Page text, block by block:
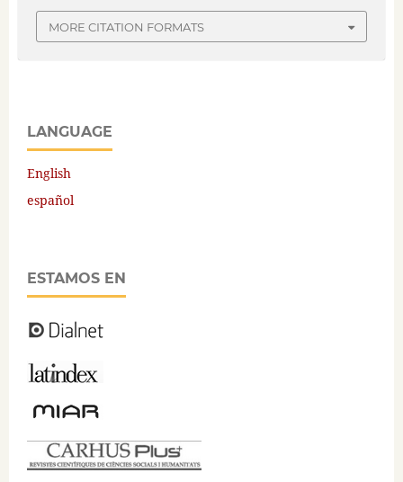
MORE CITATION FORMATS
LANGUAGE
English
español
ESTAMOS EN